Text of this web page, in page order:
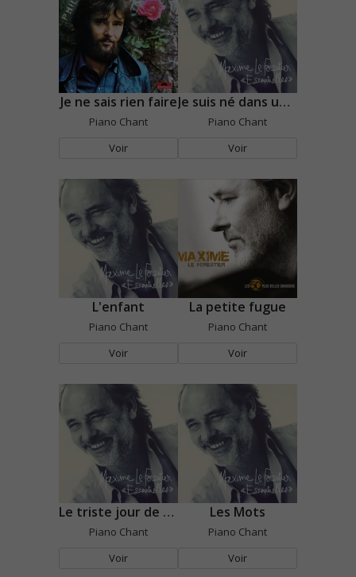
Je ne sais rien faire
Piano Chant
Voir
Je suis né dans un livre
Piano Chant
Voir
L'enfant
Piano Chant
Voir
La petite fugue
Piano Chant
Voir
Le triste jour de fête
Piano Chant
Voir
Les Mots
Piano Chant
Voir